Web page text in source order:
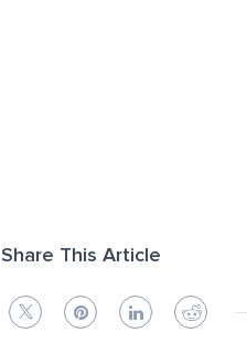
Share This Article